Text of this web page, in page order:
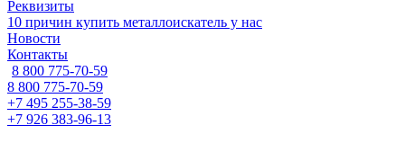
Реквизиты
10 причин купить металлоискатель у нас
Новости
Контакты
8 800 775-70-59
8 800 775-70-59
+7 495 255-38-59
+7 926 383-96-13